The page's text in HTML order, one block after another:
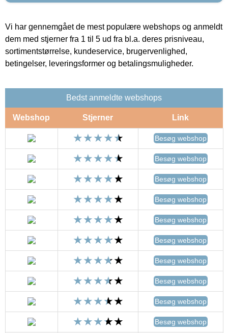
Vi har gennemgået de mest populære webshops og anmeldt
dem med stjerner fra 1 til 5 ud fra bl.a. deres prisniveau,
sortimentstørrelse, kundeservice, brugervenlighed,
betingelser, leveringsformer og betalingsmuligheder.
Bedst anmeldte webshops
Webshop Stjerner Link
Besøg webshop
Besøg webshop
Besøg webshop
Besøg webshop
Besøg webshop
Besøg webshop
Besøg webshop
Besøg webshop
Besøg webshop
Besøg webshop